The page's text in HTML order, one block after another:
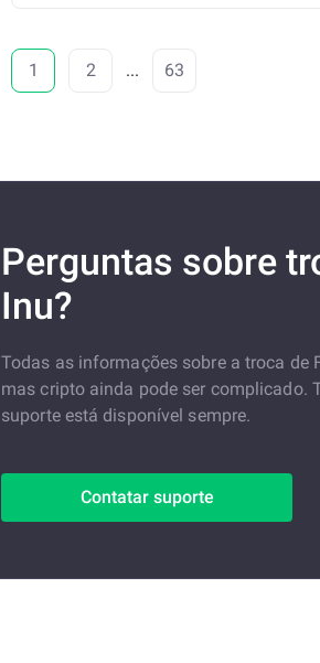
1 2 ... 63
Perguntas sobre
Inu?
Todas as informações sobre a troca de
mas cripto ainda pode ser complicado.
suporte está disponível sempre.
Contatar suporte